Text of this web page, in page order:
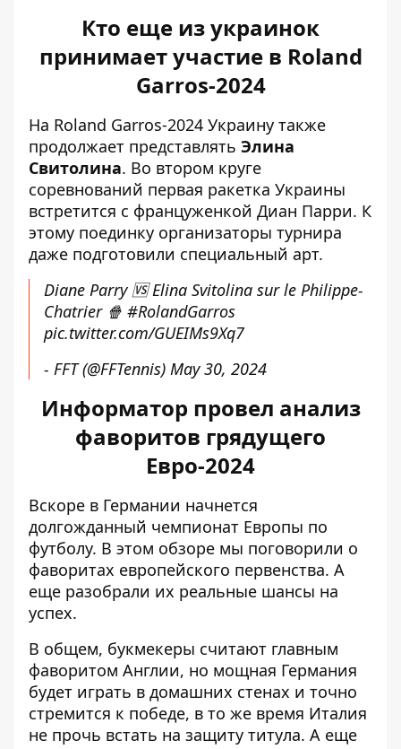
Кто еще из украинок
принимает участие в Roland
Garros-2024
На Roland Garros-2024 Украину также
продолжает представлять Элина
Свитолина. Во втором круге
соревнований первая ракетка Украины
встретится с француженкой Диан Парри. К
этому поединку организаторы турнира
даже подготовили специальный арт.
Diane Parry 🆚 Elina Svitolina sur le Philippe-
Chatrier 🍿 #RolandGarros
pic.twitter.com/GUEIMs9Xq7
- FFT (@FFTennis) May 30, 2024
Информатор провел анализ
фаворитов грядущего
Евро-2024
Вскоре в Германии начнется
долгожданный чемпионат Европы по
футболу. В этом обзоре мы поговорили о
фаворитах европейского первенства. А
еще разобрали их реальные шансы на
успех.
В общем, букмекеры считают главным
фаворитом Англии, но мощная Германия
будет играть в домашних стенах и точно
стремится к победе, в то же время Италия
не прочь встать на защиту титула. А еще